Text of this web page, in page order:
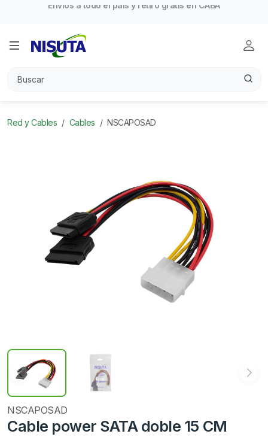
Red y Cables Cables NSCAPOSAD
NSCAPOSAD
Cable power SATA doble 15 CM